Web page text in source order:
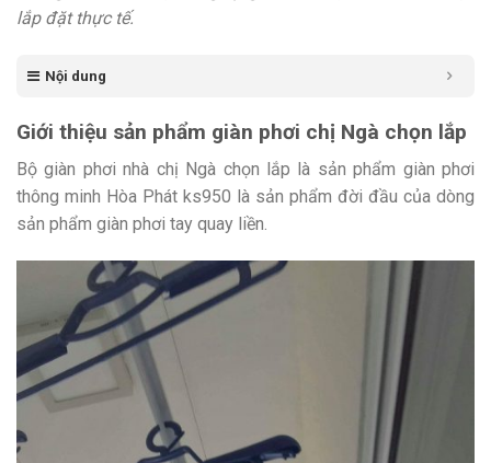
lắp đặt thực tế.
Nội dung
Giới thiệu sản phẩm giàn phơi chị Ngà chọn lắp
Bộ giàn phơi nhà chị Ngà chọn lắp là sản phẩm giàn phơi
thông minh Hòa Phát ks950 là sản phẩm đời đầu của dòng
sản phẩm giàn phơi tay quay liền.